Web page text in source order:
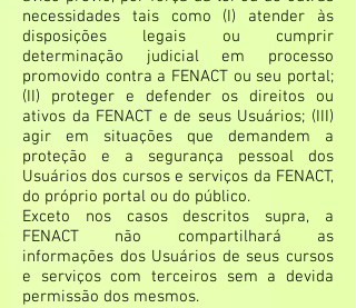
necessidades tais como (I) atender às
disposições legais ou cumprir
determinação judicial em processo
promovido contra a FENACT ou seu portal;
(II) proteger e defender os direitos ou
ativos da FENACT e de seus Usuários; (III)
agir em situações que demandem a
proteção e a segurança pessoal dos
Usuários dos cursos e serviços da FENACT,
do próprio portal ou do público.
Exceto nos casos descritos supra, a
FENACT não compartilhará as
informações dos Usuários de seus cursos
e serviços com terceiros sem a devida
permissão dos mesmos.